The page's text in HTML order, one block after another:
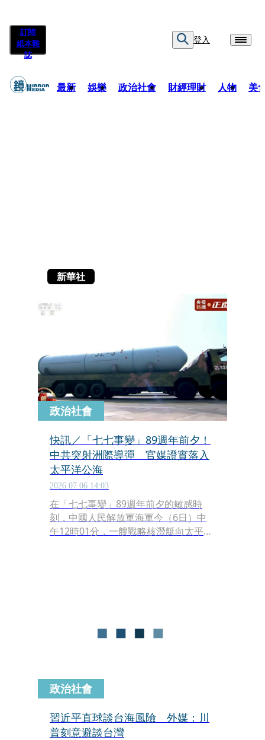
訂閱
紙本雜
誌
登入
最新 娛樂 政治社會 財經理財 人物 美
新華社
政治社會
快訊／「七七事變」89週年前夕！
中共突射洲際導彈 官媒證實落入
太平洋公海
2026.07.06 14:03
在「七七事變」89週年前夕的敏感時
刻，中國人民解放軍海軍今（6日）中
午12時01分，一艘戰略核潛艇向太平洋
何特定國家和目標。
政治社會
習近平直球談台海風險 外媒：川
普刻意避談台灣